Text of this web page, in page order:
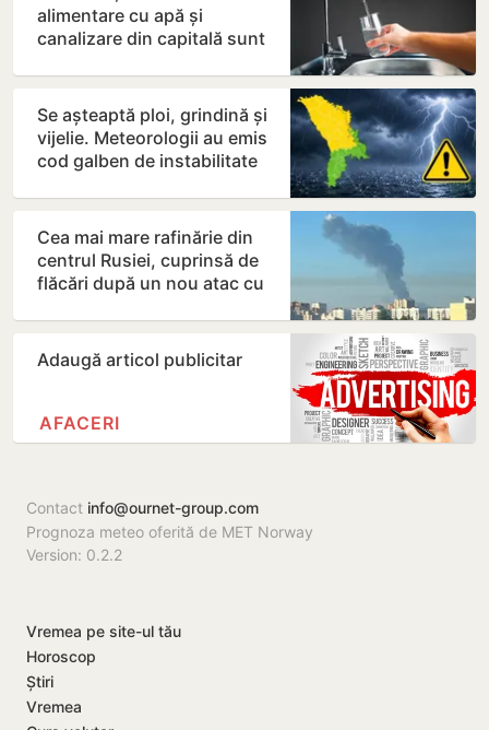
alimentare cu apă și
canalizare din capitală sunt
Se așteaptă ploi, grindină și
vijelie. Meteorologii au emis
cod galben de instabilitate
Cea mai mare rafinărie din
centrul Rusiei, cuprinsă de
flăcări după un nou atac cu
Adaugă articol publicitar
AFACERI
Contact info@ournet-group.com
Prognoza meteo oferită de MET Norway
Version: 0.2.2
Vremea pe site-ul tău
Horoscop
Știri
Vremea